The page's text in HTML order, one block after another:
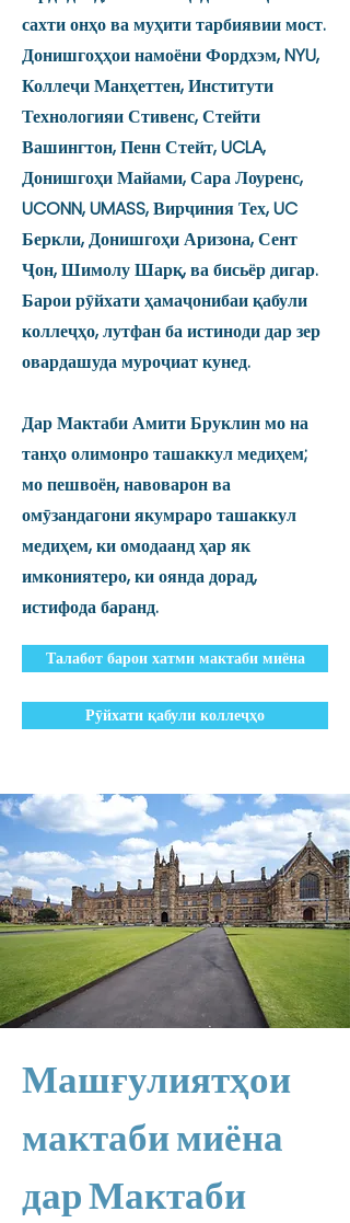
сахти онҳо ва муҳити тарбиявии мост.
Донишгоҳҳои намоёни Фордхэм, NYU,
Коллеҷи Манҳеттен, Институти
Технологияи Стивенс, Стейти
Вашингтон, Пенн Стейт, UCLA,
Донишгоҳи Майами, Сара Лоуренс,
UCONN, UMASS, Вирҷиния Тех, UC
Беркли, Донишгоҳи Аризона, Сент
Ҷон, Шимолу Шарқ, ва бисьёр дигар.
Барои рӯйхати ҳамаҷонибаи қабули
коллеҷҳо, лутфан ба истиноди дар зер
овардашуда муроҷиат кунед.
Дар Мактаби Амити Бруклин мо на
танҳо олимонро ташаккул медиҳем;
мо пешвоён, навоварон ва
омӯзандагони якумраро ташаккул
медиҳем, ки омодаанд ҳар як
имкониятеро, ки оянда дорад,
истифода баранд.
Талабот барои хатми мактаби миёна
Рӯйхати қабули коллеҷҳо
Машғулиятҳои
мактаби миёна
дар Мактаби